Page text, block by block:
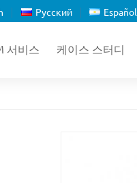
Русский Español
서비스 케이스 스터디